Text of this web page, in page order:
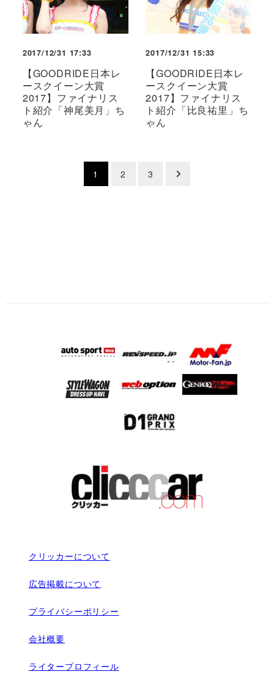
2017/12/31 17:33
【GOODRIDE日本レ
ースクイーン大賞
2017】ファイナリス
ト紹介「神尾美月」ち
ゃん
2017/12/31 15:33
【GOODRIDE日本レ
ースクイーン大賞
2017】ファイナリス
ト紹介「比良祐里」ち
ゃん
1 2 3
クリッカーについて
広告掲載について
プライバシーポリシー
会社概要
ライタープロフィール